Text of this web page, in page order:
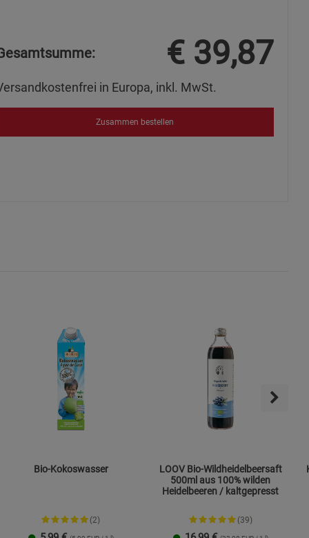
€ 39,87
in Europa, inkl. MwSt.
Zusammen bestellen
Bio-Kokoswasser
(2)
LOOV Bio-Wildheidelbeersaft
500ml aus 100% wilden
Heidelbeeren / kaltgepresst
(39)